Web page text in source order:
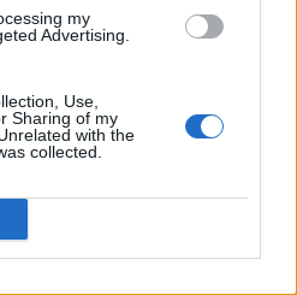
my
Advertising.
Use,
Sharing of my
with the
collected.
immédiate